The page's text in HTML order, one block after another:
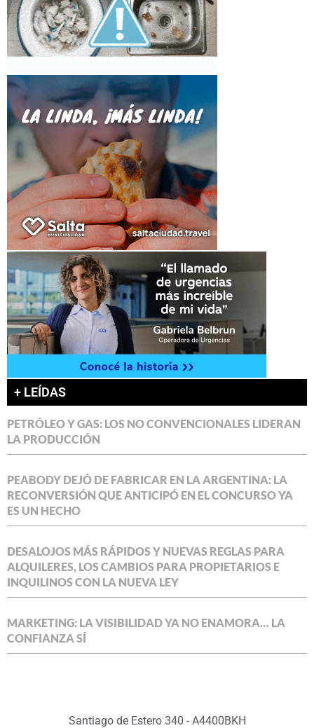
+ LEÍDAS
PETRÓLEO Y GAS: LOS NO CONVENCIONALES LIDERAN
LA PRODUCCIÓN
PEABODY DEJÓ DE FABRICAR EN LA ARGENTINA: LA
RECONVERSIÓN QUE ANTICIPÓ EN EL CONCURSO YA
ES UN HECHO
DESALOJOS MÁS RÁPIDOS Y NUEVAS REGLAS PARA
ALQUILERES, LOS CAMBIOS PARA PROPIETARIOS E
INQUILINOS CON LA NUEVA LEY
MARKETING: LA VISIBILIDAD YA NO ENAMORA… LA
CONFIANZA SÍ
Santiago de Estero 340 - A4400BKH